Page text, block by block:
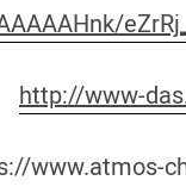
http://www-
www.atmos-